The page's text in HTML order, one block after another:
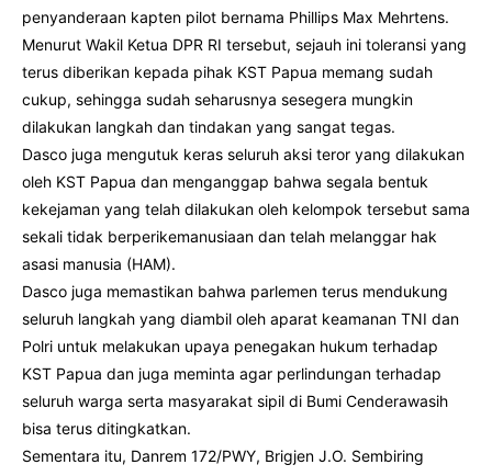
penyanderaan kapten pilot bernama Phillips Max Mehrtens.
Menurut Wakil Ketua DPR RI tersebut, sejauh ini toleransi yang
terus diberikan kepada pihak KST Papua memang sudah
cukup, sehingga sudah seharusnya sesegera mungkin
dilakukan langkah dan tindakan yang sangat tegas.
Dasco juga mengutuk keras seluruh aksi teror yang dilakukan
oleh KST Papua dan menganggap bahwa segala bentuk
kekejaman yang telah dilakukan oleh kelompok tersebut sama
sekali tidak berperikemanusiaan dan telah melanggar hak
asasi manusia (HAM).
Dasco juga memastikan bahwa parlemen terus mendukung
seluruh langkah yang diambil oleh aparat keamanan TNI dan
Polri untuk melakukan upaya penegakan hukum terhadap
KST Papua dan juga meminta agar perlindungan terhadap
seluruh warga serta masyarakat sipil di Bumi Cenderawasih
bisa terus ditingkatkan.
Sementara itu, Danrem 172/PWY, Brigjen J.O. Sembiring